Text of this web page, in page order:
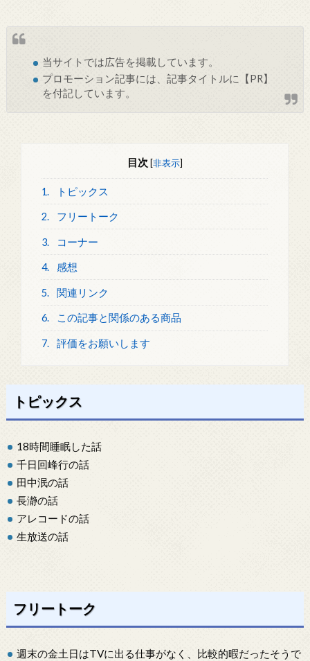
当サイトでは広告を掲載しています。
プロモーション記事には、記事タイトルに【PR】
を付記しています。
目次 [非表示]
1. トピックス
2. フリートーク
3. コーナー
4. 感想
5. 関連リンク
6. この記事と関係のある商品
7. 評価をお願いします
トピックス
18時間睡眠した話
千日回峰行の話
田中泯の話
長瀞の話
アレコードの話
生放送の話
フリートーク
週末の金土日はTVに出る仕事がなく、比較的暇だったそうで